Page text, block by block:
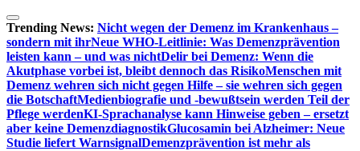
Zum
Inhalt
springen
Trending News: Nicht wegen der Demenz im Krankenhaus –
sondern mit ihrNeue WHO-Leitlinie: Was Demenzprävention
leisten kann – und was nichtDelir bei Demenz: Wenn die
Akutphase vorbei ist, bleibt dennoch das RisikoMenschen mit
Demenz wehren sich nicht gegen Hilfe – sie wehren sich gegen
die BotschaftMedienbiografie und -bewußtsein werden Teil der
Pflege werdenKI-Sprachanalyse kann Hinweise geben – ersetzt
aber keine DemenzdiagnostikGlucosamin bei Alzheimer: Neue
Studie liefert WarnsignalDemenzprävention ist mehr als